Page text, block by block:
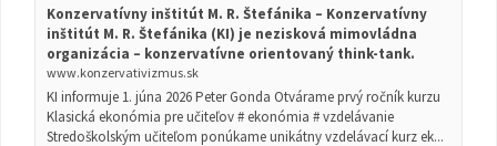
Konzervatívny inštitút M. R. Štefánika – Konzervatívny
inštitút M. R. Štefánika (KI) je nezisková mimovládna
organizácia – konzervatívne orientovaný think-tank.
www.konzervativizmus.sk
KI informuje 1. júna 2026 Peter Gonda Otvárame prvý ročník kurzu
Klasická ekonómia pre učiteľov # ekonómia # vzdelávanie
Stredoškolským učiteľom ponúkame unikátny vzdelávací kurz ek...